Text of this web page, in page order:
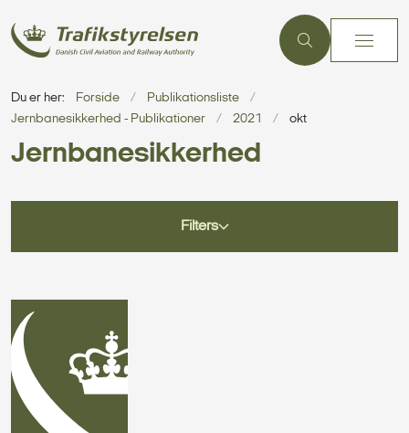
Du er her: Forside
Publikationsliste
Jernbanesikkerhed - Publikationer
2021 okt
Jernbanesikkerhed
Filters